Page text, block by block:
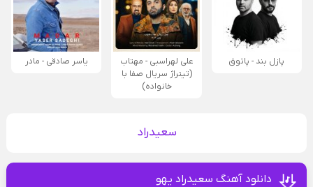
پازل بند - پاتوق
علی لهراسبی - مهتاب
(تیتراژ سریال صفا با
خانواده)
یاسر صادقی - مادر
سعیدراد
دانلود آهنگ سعیدراد یهو